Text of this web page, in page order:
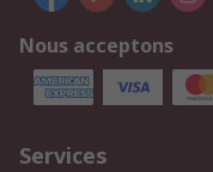
Nous acceptons
Services